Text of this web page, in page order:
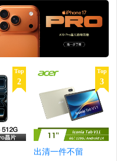
Top
2
Top
3
出清一件不留